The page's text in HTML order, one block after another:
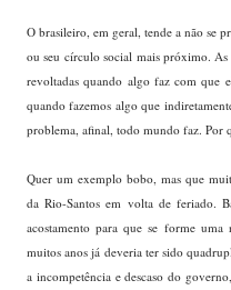
O brasileiro, em geral, tende a não se
ou seu círculo social mais próximo. As
revoltadas quando algo faz com que
quando fazemos algo que
problema, afinal, todo mundo faz. Por
Quer um exemplo bobo, mas que
da Rio-Santos em volta de feriado.
acostamento para que se forme
muitos anos já deveria ter sido
a incompetência e descaso do